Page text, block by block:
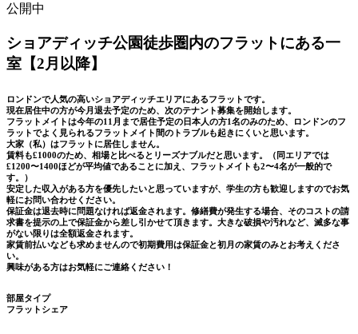
公開中
ショアディッチ公園徒歩圏内のフラットにある一
室【2月以降】
ロンドンで人気の高いショアディッチエリアにあるフラットです。
現在居住中の方が今月退去予定のため、次のテナント募集を開始します。
フラットメイトは今年の11月まで居住予定の日本人の方1名のみのため、ロンドンのフ
ラットでよく見られるフラットメイト間のトラブルも起きにくいと思います。
大家（私）はフラットに居住しません。
賃料も£1000のため、相場と比べるとリーズナブルだと思います。（同エリアでは
£1200〜1400ほどが平均値であることに加え、フラットメイトも2〜4名が一般的で
す。）
安定した収入がある方を優先したいと思っていますが、学生の方も歓迎しますのでお気
軽にお問い合わせください。
保証金は退去時に問題なければ返金されます。修繕費が発生する場合、そのコストの請
求書を提示の上で保証金から差し引かせて頂きます。大きな破損や汚れなど、滅多な事
がない限りは全額返金されます。
家賃前払いなども求めませんので初期費用は保証金と初月の家賃のみとお考えくださ
い。
興味がある方はお気軽にご連絡ください！
部屋タイプ
フラットシェア